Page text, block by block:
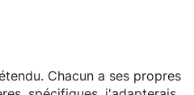
Chacun a ses propres